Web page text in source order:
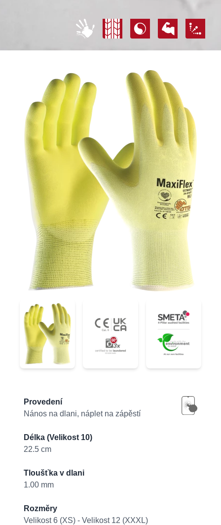
34-874FY 34-874FY
Product information
Provedení
Nános na dlani, náplet na zápěstí
Délka (Velikost 10)
22.5 cm
Tloušťka v dlani
1.00 mm
Rozměry
Velikost 6 (XS) - Velikost 12 (XXXL)